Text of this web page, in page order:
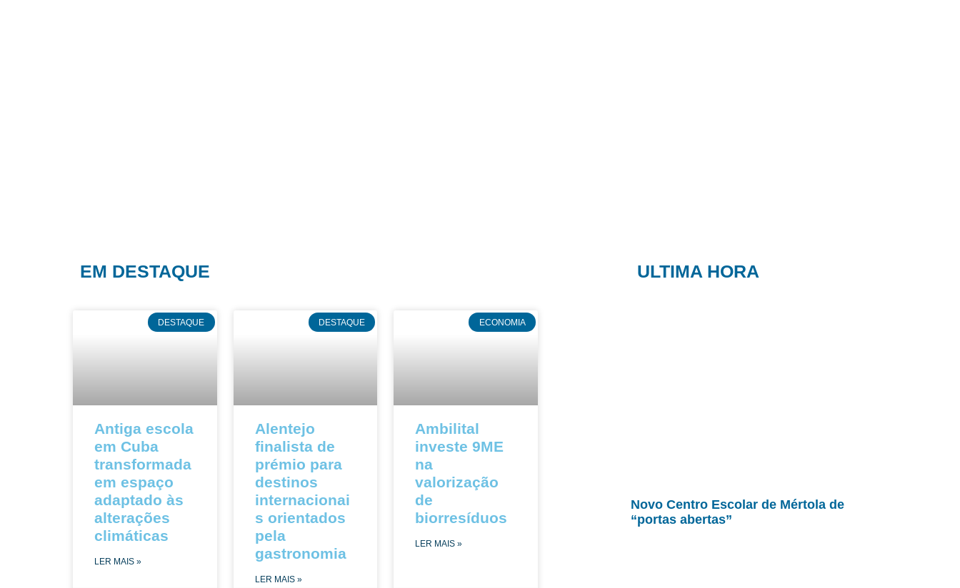
EM DESTAQUE ULTIMA HORA
DESTAQUE
Antiga escola
em Cuba
transformada
em espaço
adaptado às
alterações
climáticas
LER MAIS »
DESTAQUE
Alentejo
finalista de
prémio para
destinos
internacionai
s orientados
pela
gastronomia
LER MAIS »
ECONOMIA
Ambilital
investe 9ME
na
valorização
de
biorresíduos
LER MAIS »
Novo Centro Escolar de Mértola de
“portas abertas”